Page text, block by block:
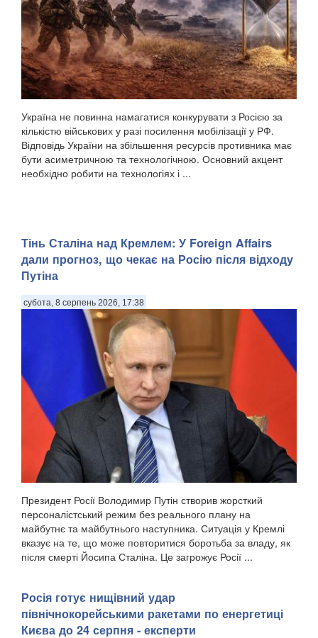
Україна не повинна намагатися конкурувати з Росією за
кількістю військових у разі посилення мобілізації у РФ.
Відповідь України на збільшення ресурсів противника має
бути асиметричною та технологічною. Основний акцент
необхідно робити на технологіях і ...
Тінь Сталіна над Кремлем: У Foreign Affairs
дали прогноз, що чекає на Росію після відходу
Путіна
субота, 8 серпень 2026, 17:38
Президент Росії Володимир Путін створив жорсткий
персоналістський режим без реального плану на
майбутнє та майбутнього наступника. Ситуація у Кремлі
вказує на те, що може повторитися боротьба за владу, як
після смерті Йосипа Сталіна. Це загрожує Росії ...
Росія готує нищівний удар
північнокорейськими ракетами по енергетиці
Києва до 24 серпня - експерти